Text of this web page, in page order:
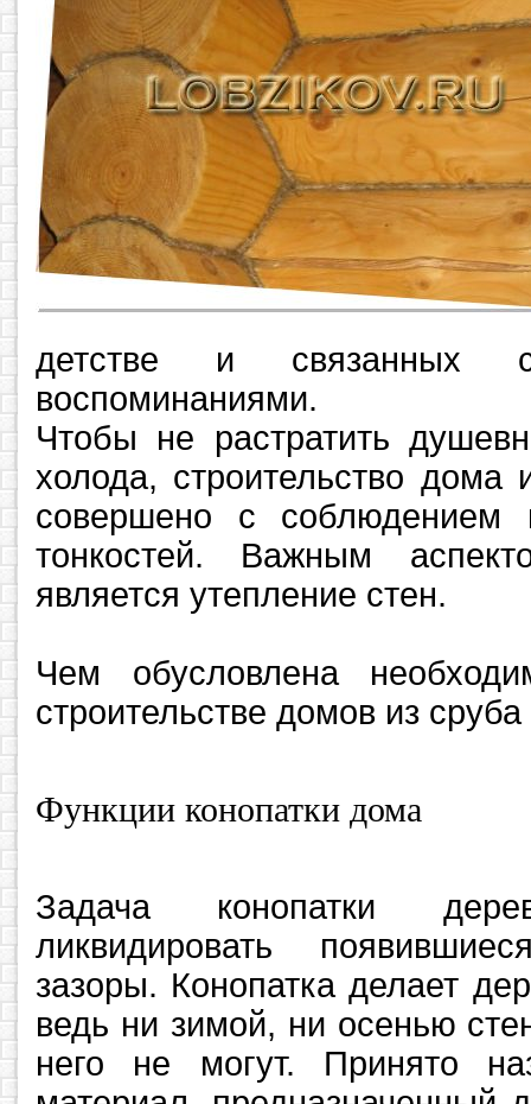
детстве и связанных
воспоминаниями.
Чтобы не растратить
холода, строительство
совершено с соблюдением
тонкостей. Важным
является утепление стен.
Чем обусловлена
строительстве домов из сруба
Функции конопатки дома
Задача конопатки
ликвидировать
зазоры. Конопатка делает
ведь ни зимой, ни осенью
него не могут. Принято